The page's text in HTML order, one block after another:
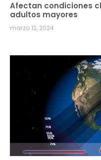
Afectan condiciones
adultos mayores
marzo 12, 2024